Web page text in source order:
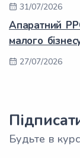
31/07/2026
Апаратний
малого
27/07/2026
Будьте в